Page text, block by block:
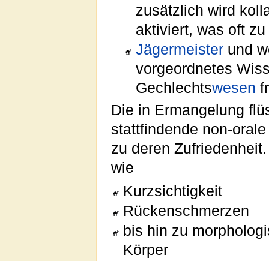
zusätzlich wird
aktiviert, was oft
Jägermeisterund
vorgeordnetes
Gechlechtswesen
Die in Ermangelung
stattfindende non-
zu deren
wie
Kurzsichtigkeit
Rückenschmerzen
bis hin zu
Körper